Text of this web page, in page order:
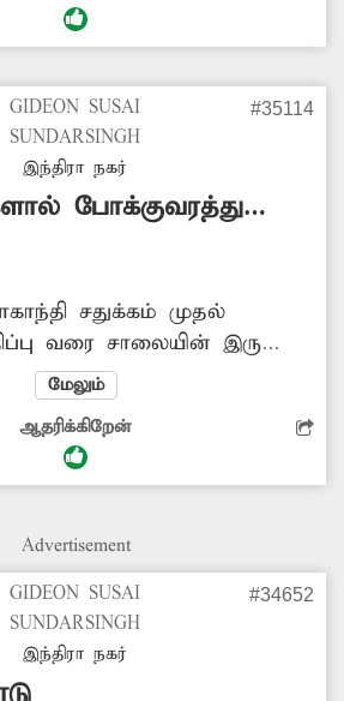
எரியாத மின்விளக்கை
GIDEON SUSAI
SUNDARSINGH
இந்திரா நகர்
#35114
போக்குவரத்து
சதுக்கம் முதல்
வரை சாலையின் இரு
கடைகளால் தினமும்
ஏற்பட்டு வருகிறது. சில
ஏற்பட்டு வருகிறது.
அகற்றி
மேலும்
ஆதரிக்கிறேன்
Advertisement
GIDEON SUSAI
SUNDARSINGH
இந்திரா நகர்
#34652